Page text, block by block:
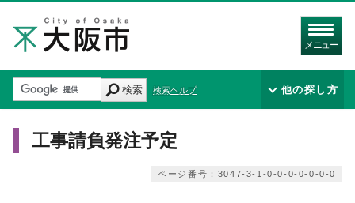
メニュー
検索 検索ヘルプ 他の探し方
工事請負発注予定
ページ番号：3047-3-1-0-0-0-0-0-0-0